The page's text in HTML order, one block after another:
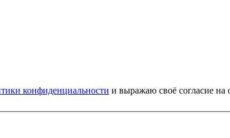
конфиденциальности и выражаю своё согласие